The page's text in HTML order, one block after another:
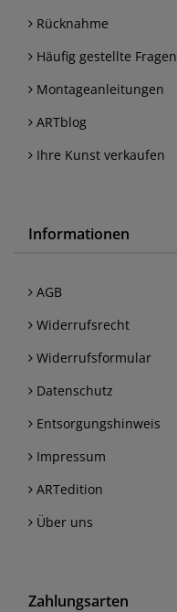
Rücknahme
Häufig gestellte Fragen
Montageanleitungen
ARTblog
Ihre Kunst verkaufen
Informationen
AGB
Widerrufsrecht
Widerrufsformular
Datenschutz
Entsorgungshinweis
Impressum
ARTedition
Über uns
Zahlungsarten